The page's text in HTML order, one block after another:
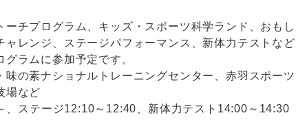
ーチプログラム、キッズ・スポーツ科学ランド、おもし
ャレンジ、ステージパフォーマンス、新体力テストなど
グラムに参加予定です。
味の素ナショナルトレーニングセンター、赤羽スポーツ
場など
、ステージ12:10～12:40、新体力テスト14:00～14:30